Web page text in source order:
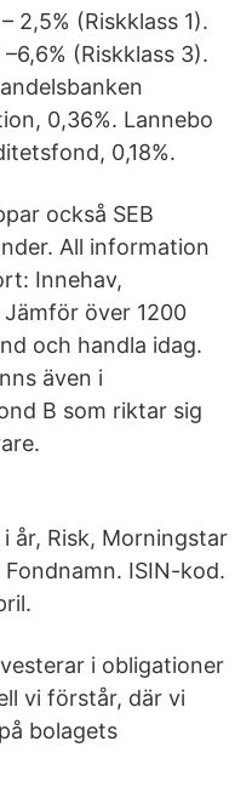
2,5% (Riskklass 1).
(Riskklass 3).
0,36%. Lannebo
0,18%.
också SEB
All information
Innehav,
över 1200
och handla idag.
även i
B som riktar sig
år, Risk, Morningstar
ISIN-kod.
i obligationer
vi förstår, där vi
bolagets